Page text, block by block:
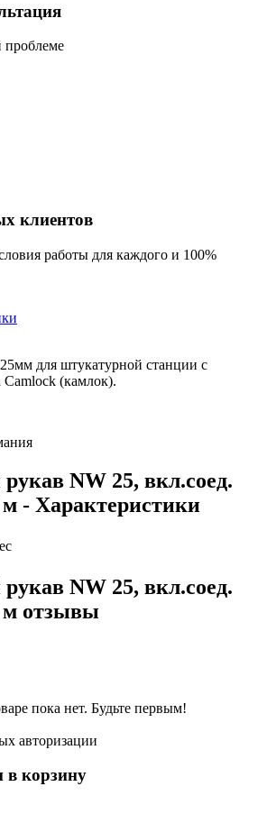
клиентов
работы для каждого и 100%
для штукатурной станции с
(камлок).
NW 25, вкл.соед.
- Характеристики
NW 25, вкл.соед.
м отзывы
пока нет. Будьте первым!
авторизации
в корзину